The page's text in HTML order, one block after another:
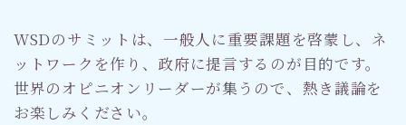
WSDのサミットは、一般人に重要課題を啓蒙し、ネ
ットワークを作り、政府に提言するのが目的です。
世界のオピニオンリーダーが集うので、熱き議論を
お楽しみください。